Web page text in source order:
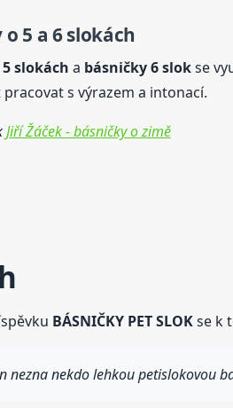
o 5 a 6 slokách
5 slokách a básničky6 slokse
s výrazem a intonací.
Jiří Žáček - básničky o zimě
BÁSNIČKY PET SLOKse k
nezna nekdo lehkou petislokovou